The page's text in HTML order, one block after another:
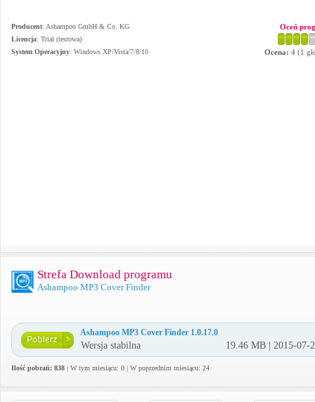
Producent: Ashampoo GmbH & Co. KG
Licencja: Trial (testowa)
System Operacyjny: Windows XP/Vista/7/8/10
Oceń
Ocena: 4 (1
Strefa Download programu
Ashampoo MP3 Cover Finder
Ashampoo MP3 Cover Finder 1.0.17.0
Wersja stabilna 19.46 MB | 2015-07-
Ilość pobrań: 838 | W tym miesiącu: 0 | W poprzednim miesiącu: 24